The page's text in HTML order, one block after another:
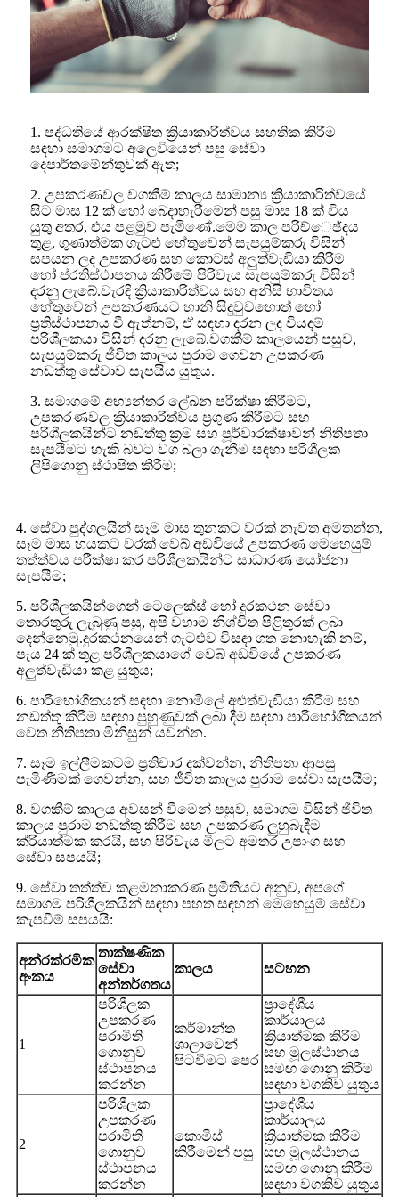
1. පද්ධතියේ ආරක්ෂිත ක්‍රියාකාරිත්වය සහතික කිරීම
සඳහා සමාගමට අලෙවියෙන් පසු සේවා
දෙපාර්තමේන්තුවක් ඇත;
2. උපකරණවල වගකීම් කාලය සාමාන්‍ය ක්‍රියාකාරිත්වයේ
සිට මාස 12 ක් හෝ බෙදාහැරීමෙන් පසු මාස ​​18 ක් විය
යුතු අතර, එය පළමුව පැමිණේ.මෙම කාල පරිච්ෙඡ්දය
තුළ, ගුණාත්මක ගැටළු හේතුවෙන් සැපයුම්කරු විසින්
සපයන ලද උපකරණ සහ කොටස් අලුත්වැඩියා කිරීම
හෝ ප්රතිස්ථාපනය කිරීමේ පිරිවැය සැපයුම්කරු විසින්
දරනු ලැබේ.වැරදි ක්‍රියාකාරිත්වය සහ අනිසි භාවිතය
හේතුවෙන් උපකරණයට හානි සිදුවුවහොත් හෝ
ප්‍රතිස්ථාපනය වී ඇත්නම්, ඒ සඳහා දරන ලද වියදම්
පරිශීලකයා විසින් දරනු ලැබේ.වගකීම් කාලයෙන් පසුව,
සැපයුම්කරු ජීවිත කාලය පුරාම ගෙවන උපකරණ
නඩත්තු සේවාව සැපයිය යුතුය.
3. සමාගමේ අභ්‍යන්තර ලේඛන පරීක්ෂා කිරීමට,
උපකරණවල ක්‍රියාකාරිත්වය ප්‍රගුණ කිරීමට සහ
පරිශීලකයින්ට නඩත්තු ක්‍රම සහ පූර්වාරක්ෂාවන් නිතිපතා
සැපයීමට හැකි බවට වග බලා ගැනීම සඳහා පරිශීලක
ලිපිගොනු ස්ථාපිත කිරීම;
4. සේවා පුද්ගලයින් සෑම මාස තුනකට වරක් නැවත අමතන්න,
සෑම මාස හයකට වරක් වෙබ් අඩවියේ උපකරණ මෙහෙයුම්
තත්ත්වය පරීක්ෂා කර පරිශීලකයින්ට සාධාරණ යෝජනා
සැපයීම;
5. පරිශීලකයින්ගෙන් ටෙලෙක්ස් හෝ දුරකථන සේවා
තොරතුරු ලැබුණු පසු, අපි වහාම නිශ්චිත පිළිතුරක් ලබා
දෙන්නෙමු.දුරකථනයෙන් ගැටළුව විසඳා ගත නොහැකි නම්,
පැය 24 ක් තුළ පරිශීලකයාගේ වෙබ් අඩවියේ උපකරණ
අලුත්වැඩියා කළ යුතුය;
6. පාරිභෝගිකයන් සඳහා නොමිලේ අළුත්වැඩියා කිරීම සහ
නඩත්තු කිරීම සඳහා පුහුණුවක් ලබා දීම සඳහා පාරිභෝගිකයන්
වෙත නිතිපතා මිනිසුන් යවන්න.
7. සෑම ඉල්ලීමකටම ප්‍රතිචාර දක්වන්න, නිතිපතා ආපසු
පැමිණීමක් ගෙවන්න, සහ ජීවිත කාලය පුරාම සේවා සැපයීම;
8. වගකීම් කාලය අවසන් වීමෙන් පසුව, සමාගම විසින් ජීවිත
කාලය පුරාම නඩත්තු කිරීම සහ උපකරණ ලුහුබැඳීම
ක්රියාත්මක කරයි, සහ පිරිවැය මිලට අමතර උපාංග සහ
සේවා සපයයි;
9. සේවා තත්ත්ව කළමනාකරණ ප්‍රමිතියට අනුව, අපගේ
සමාගම පරිශීලකයින් සඳහා පහත සඳහන් මෙහෙයුම් සේවා
කැපවීම් සපයයි:
අන්රක්රමික
අංකය
තාක්ෂණික
සේවා
අන්තර්ගතය
කාලය සටහන
1
පරිශීලක
උපකරණ
පරාමිති
ගොනුව
ස්ථාපනය
කරන්න
කර්මාන්ත
ශාලාවෙන්
පිටවීමට පෙර
ප්‍රාදේශීය
කාර්යාලය
ක්‍රියාත්මක කිරීම
සහ මූලස්ථානය
සමඟ ගොනු කිරීම
සඳහා වගකිව යුතුය
2
පරිශීලක
උපකරණ
පරාමිති
ගොනුව
ස්ථාපනය
කරන්න
කොමිස්
කිරීමෙන් පසු
ප්‍රාදේශීය
කාර්යාලය
ක්‍රියාත්මක කිරීම
සහ මූලස්ථානය
සමඟ ගොනු කිරීම
සඳහා වගකිව යුතුය